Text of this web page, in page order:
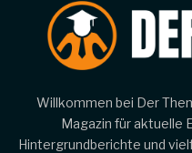
Willkommen bei Der
Magazin für aktuelle
Hintergrundberichte und